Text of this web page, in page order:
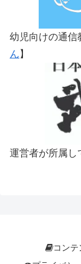
幼児向けの通信
ん 】
運営者が所属し
コンテ